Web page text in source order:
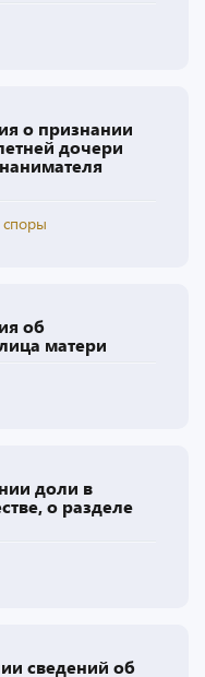
о признании
дочери
об
матери
доли в
о разделе
сведений об